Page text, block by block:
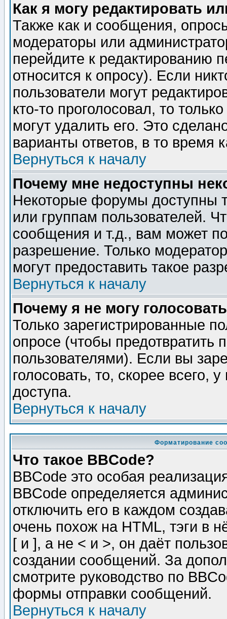
Как я могу редактировать
Также как и сообщения,
модераторы или
перейдите к редактированию
относится к опросу). Если
пользователи могут
кто-то проголосовал, то
могут удалить его. Это
варианты ответов, в то время
Вернуться к началу
Почему мне недоступны
Некоторые форумы доступны
или группам пользователей.
сообщения и т.д., вам может
разрешение. Только
могут предоставить такое
Вернуться к началу
Почему я не могу
Только зарегистрированные
опросе (чтобы предотвратить
пользователями). Если вы
голосовать, то, скорее всего,
доступа.
Вернуться к началу
Форматирование
Что такое BBCode?
BBCode это особая
BBCode определяется
отключить его в каждом
очень похож на HTML, тэги в
[ и ], а не < и >, он даёт
создании сообщений. За
смотрите руководство по
формы отправки сообщений.
Вернуться к началу